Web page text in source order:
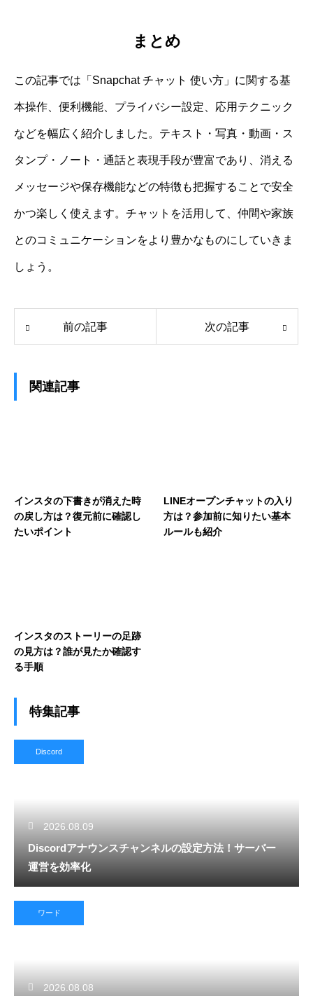
まとめ
この記事では「Snapchat チャット 使い方」に関する基
本操作、便利機能、プライバシー設定、応用テクニック
などを幅広く紹介しました。テキスト・写真・動画・ス
タンプ・ノート・通話と表現手段が豊富であり、消える
メッセージや保存機能などの特徴も把握することで安全
かつ楽しく使えます。チャットを活用して、仲間や家族
とのコミュニケーションをより豊かなものにしていきま
しょう。
前の記事 次の記事
関連記事
インスタの下書きが消えた時
の戻し方は？復元前に確認し
たいポイント
LINEオープンチャットの入り
方は？参加前に知りたい基本
ルールも紹介
インスタのストーリーの足跡
の見方は？誰が見たか確認す
る手順
特集記事
Discord
2026.08.09
Discordアナウンスチャンネルの設定方法！サーバー
運営を効率化
ワード
2026.08.08